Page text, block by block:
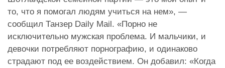
то, что я помогал людям учиться на нем», —
сообщил Танзер Daily Mail. «Порно не
исключительно мужская проблема. И мальчики, и
девочки потребляют порнографию, и одинаково
страдают под ее воздействием. Он добавил: «Когда